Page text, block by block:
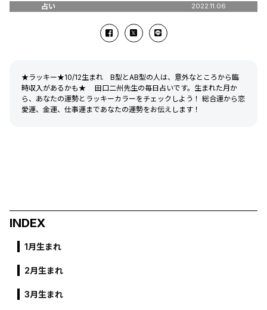
占い 2022.11.06
★ラッキー★10/12生まれ B型とAB型の人は、意外なところから臨
時収入があるかも★ 田口二州先生の毎日占いです。生まれた月か
ら、あなたの運勢とラッキーカラーをチェックしよう！ 総合運から恋
愛運、金運、仕事運まであなたの運勢をお伝えします！
INDEX
1月生まれ
2月生まれ
3月生まれ